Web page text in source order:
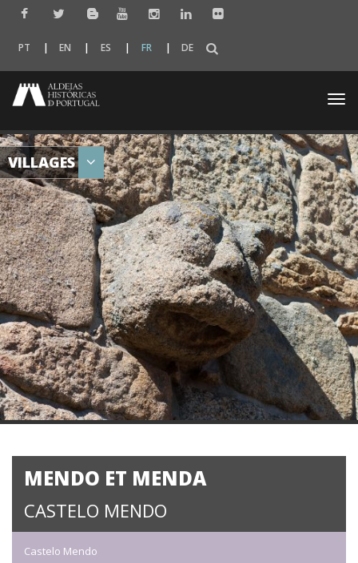
PT EN ES FR DE
VILLAGES
MENDO ET MENDA
CASTELO MENDO
Castelo Mendo